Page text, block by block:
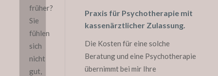
früher?
Sie
fühlen
sich
nicht
gut,
Praxis für Psychotherapie mit
kassenärztlicher Zulassung.
Die Kosten für eine solche
Beratung und eine Psychotherapie
übernimmt bei mir Ihre